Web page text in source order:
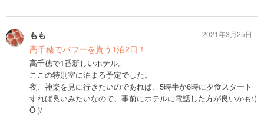
もも
高千穂でパワーを貰う1泊2日！
高千穂で1番新しいホテル。
ここの特別室に泊まる予定でした。
夜、神楽を見に行きたいのであれば、5時半か6時に夕食スタート
すれば良いみたいなので、事前にホテルに電話した方が良いかも\(
Ö )/
2021年3月25日